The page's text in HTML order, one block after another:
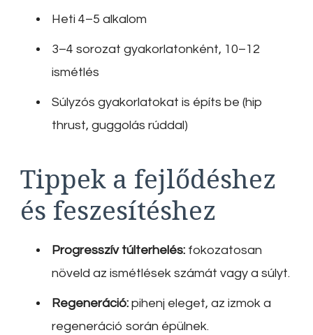
Heti 4–5 alkalom
3–4 sorozat gyakorlatonként, 10–12
ismétlés
Súlyzós gyakorlatokat is építs be (hip
thrust, guggolás rúddal)
Tippek a fejlődéshez
és feszesítéshez
Progresszív túlterhelés: fokozatosan
növeld az ismétlések számát vagy a súlyt.
Regeneráció: pihenj eleget, az izmok a
regeneráció során épülnek.